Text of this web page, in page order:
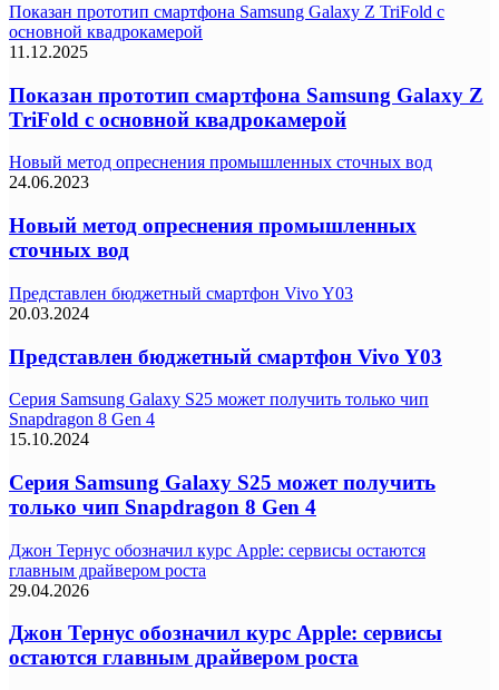
Показан прототип смартфона Samsung Galaxy Z TriFold с
основной квадрокамерой
11.12.2025
Показан прототип смартфона Samsung Galaxy Z
TriFold с основной квадрокамерой
Новый метод опреснения промышленных сточных вод
24.06.2023
Новый метод опреснения промышленных
сточных вод
Представлен бюджетный смартфон Vivo Y03
20.03.2024
Представлен бюджетный смартфон Vivo Y03
Серия Samsung Galaxy S25 может получить только чип
Snapdragon 8 Gen 4
15.10.2024
Серия Samsung Galaxy S25 может получить
только чип Snapdragon 8 Gen 4
Джон Тернус обозначил курс Apple: сервисы остаются
главным драйвером роста
29.04.2026
Джон Тернус обозначил курс Apple: сервисы
остаются главным драйвером роста